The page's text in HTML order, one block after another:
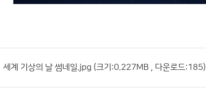
세계 기상의 날 썸네일.jpg (크기:0.227MB , 다운로드:185)